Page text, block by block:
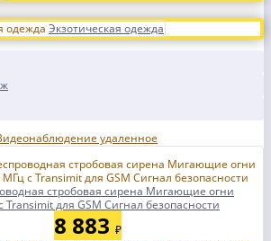
Экзотическая одежда
стробовая сирена Мигающие огни
Transimit для GSM Сигнал безопасности
8 883 ₽